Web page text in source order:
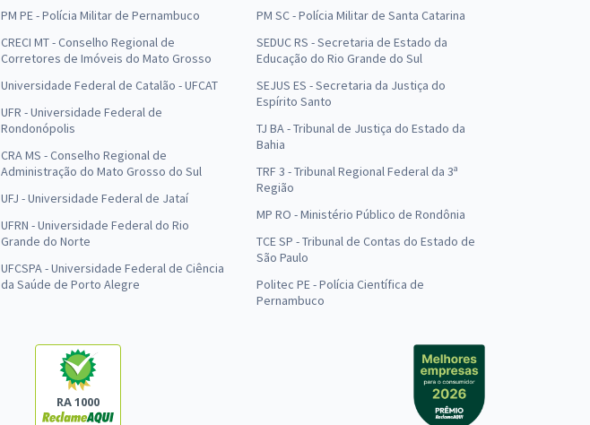
PM PE - Polícia Militar de Pernambuco
CRECI MT - Conselho Regional de
Corretores de Imóveis do Mato Grosso
Universidade Federal de Catalão - UFCAT
UFR - Universidade Federal de
Rondonópolis
CRA MS - Conselho Regional de
Administração do Mato Grosso do Sul
UFJ - Universidade Federal de Jataí
UFRN - Universidade Federal do Rio
Grande do Norte
UFCSPA - Universidade Federal de Ciência
da Saúde de Porto Alegre
PM SC - Polícia Militar de Santa Catarina
SEDUC RS - Secretaria de Estado da
Educação do Rio Grande do Sul
SEJUS ES - Secretaria da Justiça do
Espírito Santo
TJ BA - Tribunal de Justiça do Estado da
Bahia
TRF 3 - Tribunal Regional Federal da 3ª
Região
MP RO - Ministério Público de Rondônia
TCE SP - Tribunal de Contas do Estado de
São Paulo
Politec PE - Polícia Científica de
Pernambuco
RA 1000